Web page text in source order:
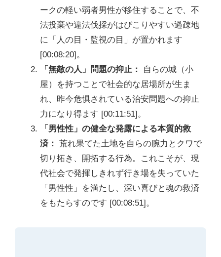
ークの軽い弱者男性が移住することで、不
法投棄や違法伐採がはびこりやすい過疎地
に「人の目・監視の目」が置かれます
[00:08:20]。
「無敵の人」問題の抑止：
自らの城（小
屋）を持つことで社会的な居場所が生ま
れ、昨今危惧されている治安問題への抑止
力になり得ます [00:11:51]。
「男性性」の健全な発露による本質的救
済： 荒れ果てた土地を自らの腕力とクワで
切り拓き、開拓する行為。これこそが、現
代社会で発揮しきれず行き場を失っていた
「男性性」を満たし、深い喜びと魂の救済
をもたらすのです [00:08:51]。